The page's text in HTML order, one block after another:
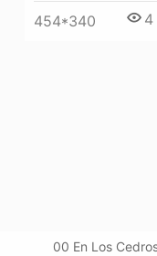
454*340 4
00 En Los